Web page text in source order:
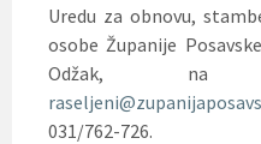
Uredu za obnovu,
osobe Županije
Odžak,
031/762-726.